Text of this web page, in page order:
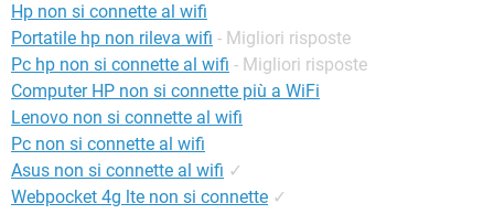
Hp non si connette al wifi
Portatile hp non rileva wifi - Migliori risposte
Pc hp non si connette al wifi - Migliori risposte
Computer HP non si connette più a WiFi
Lenovo non si connette al wifi
Pc non si connette al wifi
Asus non si connette al wifi ✓
Webpocket 4g lte non si connette ✓